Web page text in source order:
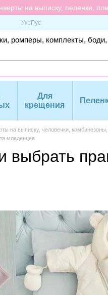
на выписку, пеленки,
Укр Рус
ромперы, комплекты,
Для
крещения
на выписку, человечки,
младенцев
выбрать